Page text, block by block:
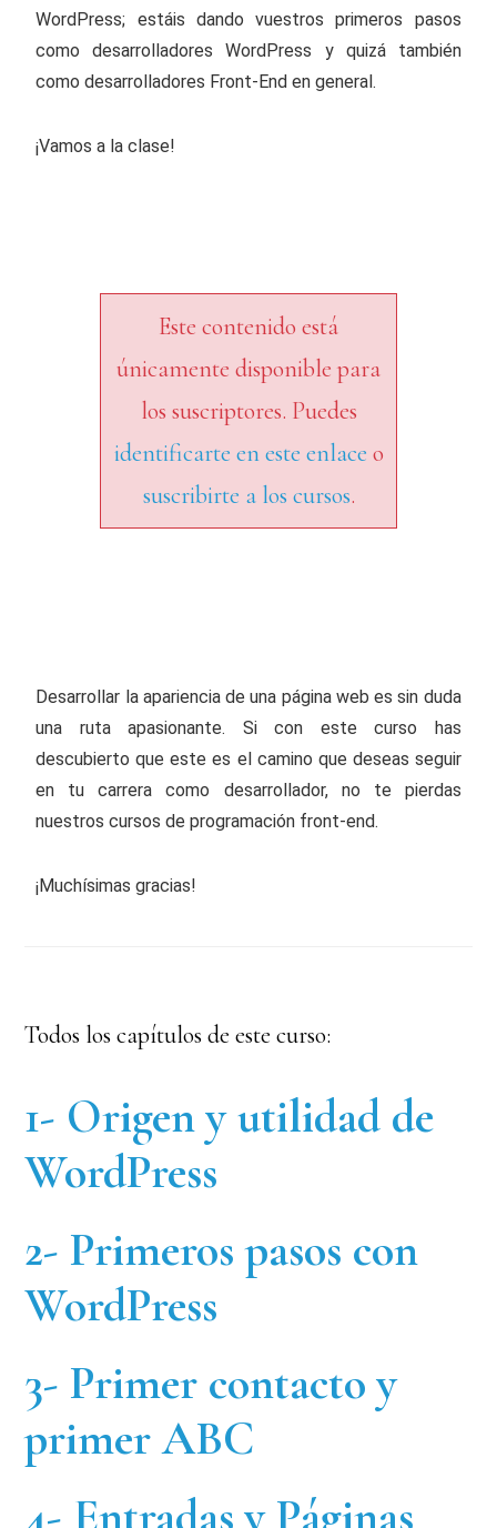
WordPress; estáis dando vuestros primeros pasos
como desarrolladores WordPress y quizá también
como desarrolladores Front-End en general.
¡Vamos a la clase!
Este contenido está
únicamente disponible para
los suscriptores. Puedes
identificarte en este enlace o
suscribirte a los cursos.
Desarrollar la apariencia de una página web es sin duda
una ruta apasionante. Si con este curso has
descubierto que este es el camino que deseas seguir
en tu carrera como desarrollador, no te pierdas
nuestros cursos de programación front-end.
¡Muchísimas gracias!
Todos los capítulos de este curso:
1- Origen y utilidad de
WordPress
2- Primeros pasos con
WordPress
3- Primer contacto y
primer ABC
4- Entradas y Páginas